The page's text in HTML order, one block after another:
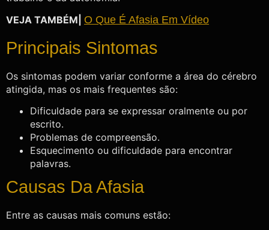
VEJA TAMBÉM| O Que É Afasia Em Vídeo
Principais Sintomas
Os sintomas podem variar conforme a área do cérebro
atingida, mas os mais frequentes são:
Dificuldade para se expressar oralmente ou por
escrito.
Problemas de compreensão.
Esquecimento ou dificuldade para encontrar
palavras.
Causas Da Afasia
Entre as causas mais comuns estão: